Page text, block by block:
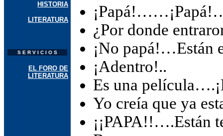
HISTORIA
LITERATURA
S E R V I C I O S
EL FORO DE
LITERATURA
¿Por donde
¡No papá!…Están
¡Adentro!..
Es una
Yo creía que ya
¡¡PAPA!!….Están